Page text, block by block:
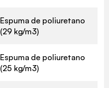
Espuma de poliuretano
(29 kg/m3)
Espuma de poliuretano
(25 kg/m3)